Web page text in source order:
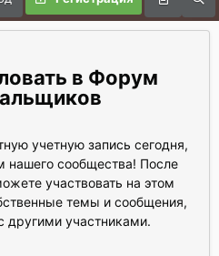
Форум
учетную запись сегодня,
нашего сообщества! После
участвовать на этом
темы и сообщения,
другими участниками.